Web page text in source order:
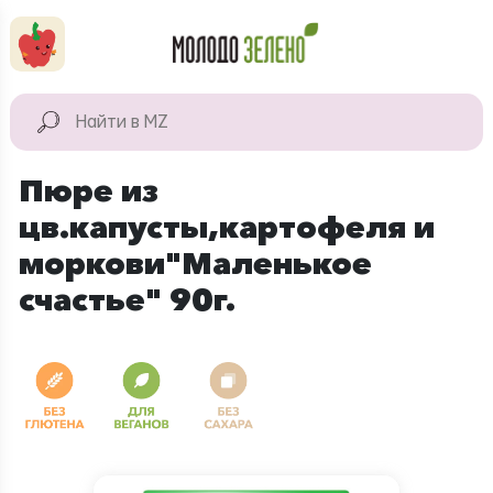
КАТАЛОГ
продукты
Для дома
косметика
Пюре из
цв.капусты,картофеля и
моркови"Маленькое
счастье" 90г.